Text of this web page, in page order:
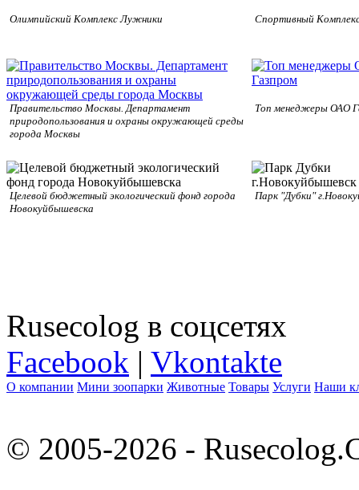
Олимпийский Комплекс Лужники Спортивный
Правительство Москвы. Департамент
природопользования и охраны окружающей среды
города Москвы
Топ менеджеры ОАО
Целевой бюджетный экологический фонд города
Новокуйбышевска
Парк "Дубки"
Rusecolog в соцсетях
Facebook | Vkontakte
О компании Мини зоопарки Животные Товары Услуги Наши
© 2005-2026 -